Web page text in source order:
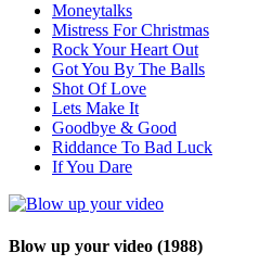
Moneytalks
Mistress For Christmas
Rock Your Heart Out
Got You By The Balls
Shot Of Love
Lets Make It
Goodbye & Good
Riddance To Bad Luck
If You Dare
Blow up your video (1988)